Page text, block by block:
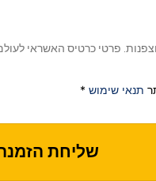
פרטי כרטיס האשראי
תנאי שימוש *
שליחת